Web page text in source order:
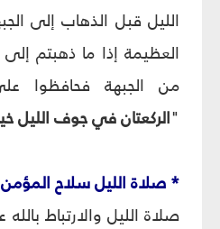
الليل قبل الذهاب إلى
العظيمة إذا ما ذهبتم إلى
من الجبهة فحافظوا
"الركعتان في جوف الليل
* صلاة الليل سلاح المؤمن‏
صلاة الليل والارتباط